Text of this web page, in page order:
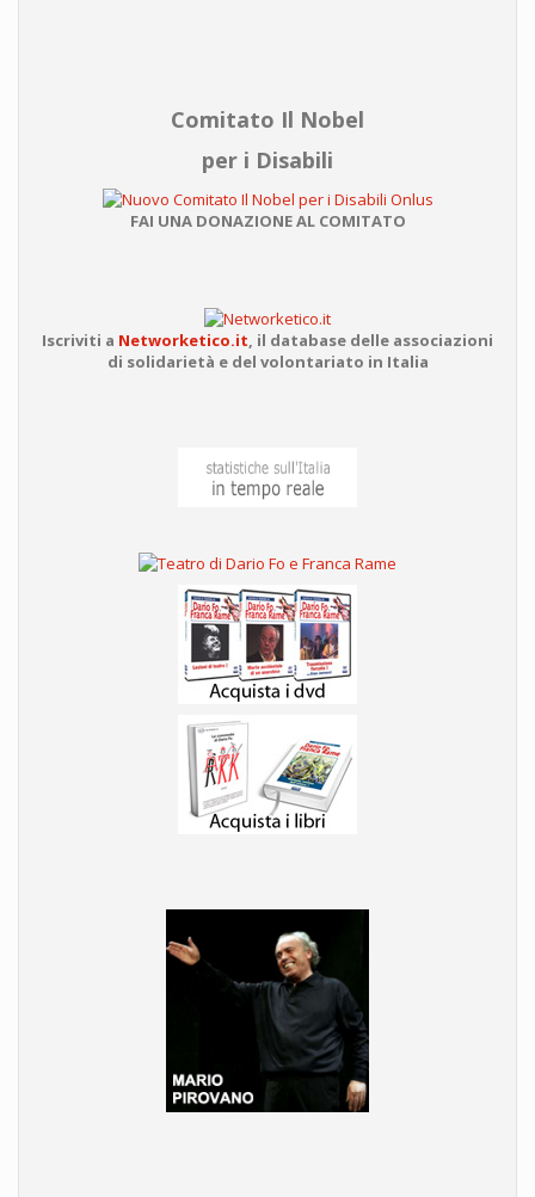
Comitato Il Nobel
per i Disabili
FAI UNA DONAZIONE AL COMITATO
Iscriviti a Networketico.it, il database delle associazioni
di solidarietà e del volontariato in Italia